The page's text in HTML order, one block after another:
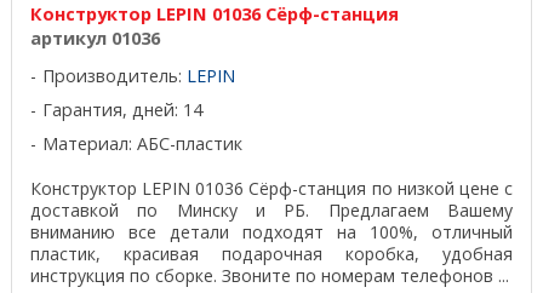
Конструктор LEPIN 01036 Сёрф-станция
артикул 01036
Производитель: LEPIN
Гарантия, дней: 14
Материал: АБС-пластик
Конструктор LEPIN 01036 Сёрф-станция по низкой цене с
доставкой по Минску и РБ. Предлагаем Вашему
вниманию все детали подходят на 100%, отличный
пластик, красивая подарочная коробка, удобная
инструкция по сборке. Звоните по номерам телефонов ...